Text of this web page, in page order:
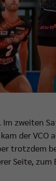
zweiten
der
trotzdem
Seite,